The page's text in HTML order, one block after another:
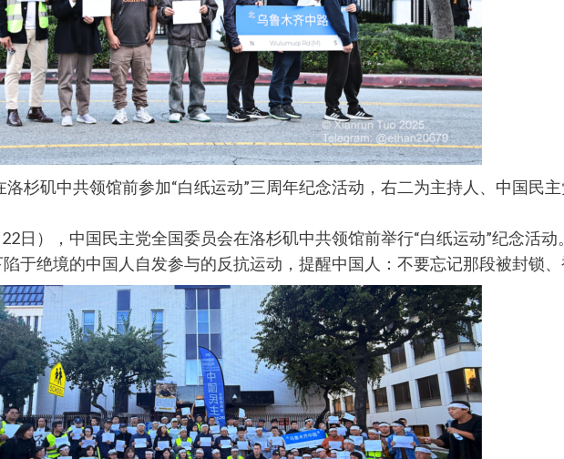
杉矶中共领馆前参加“白纸运动”三周年纪念活动，右二为主持人、中国民
日），中国民主党全国委员会在洛杉矶中共领馆前举行“白纸运动”纪念活
于绝境的中国人自发参与的反抗运动，提醒中国人：不要忘记那段被封锁、